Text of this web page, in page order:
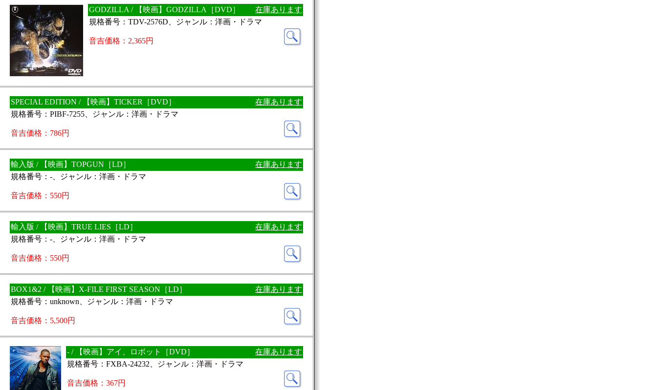
GODZILLA / 【映画】GODZILLA［DVD］
在庫あります
規格番号：TDV-2576D、ジャンル：洋画・ドラマ
音吉価格：2,365円
SPECIAL EDITION / 【映画】TICKER［DVD］
在庫あります
規格番号：PIBF-7255、ジャンル：洋画・ドラマ
音吉価格：786円
輸入版 / 【映画】TOPGUN［LD］
在庫あります
規格番号：-、ジャンル：洋画・ドラマ
音吉価格：550円
輸入版 / 【映画】TRUE LIES［LD］
在庫あります
規格番号：-、ジャンル：洋画・ドラマ
音吉価格：550円
BOX1&2 / 【映画】X-FILE FIRST SEASON［LD］
在庫あります
規格番号：unknown、ジャンル：洋画・ドラマ
音吉価格：5,500円
- / 【映画】アイ、ロボット［DVD］
在庫あります
規格番号：FXBA-24232、ジャンル：洋画・ドラマ
音吉価格：367円